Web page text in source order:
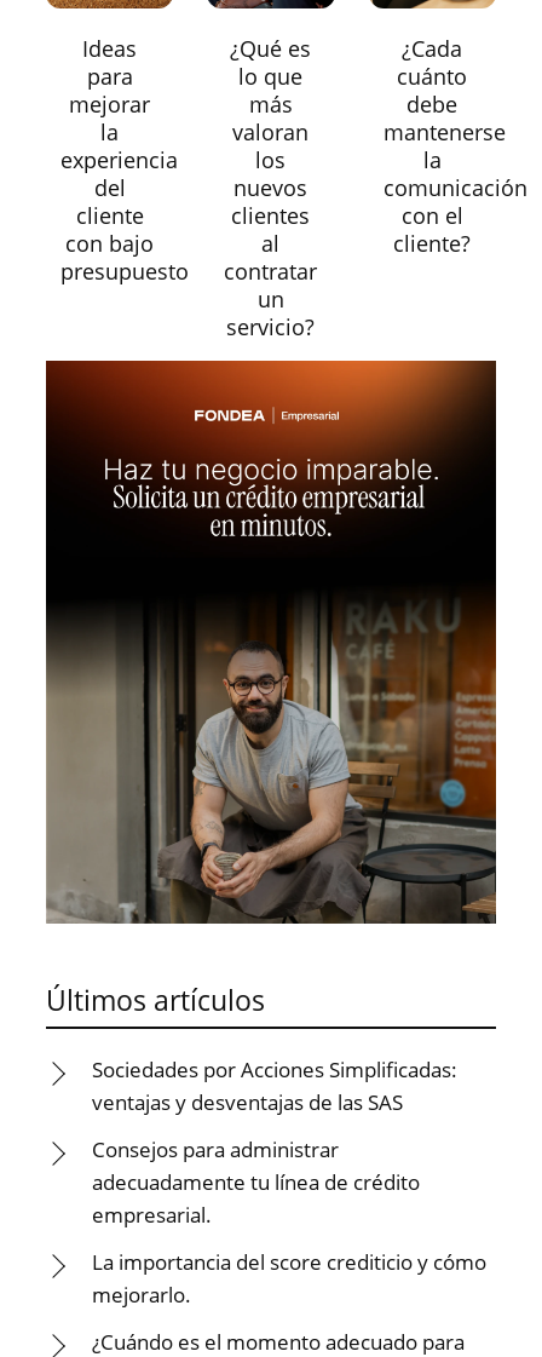
Ideas
para
mejorar
la
experiencia
del
cliente
con bajo
presupuesto
¿Qué es
lo que
más
valoran
los
nuevos
clientes
al
contratar
un
servicio?
¿Cada
cuánto
debe
mantenerse
la
comunicación
con el
cliente?
Últimos artículos
Sociedades por Acciones Simplificadas:
ventajas y desventajas de las SAS
Consejos para administrar
adecuadamente tu línea de crédito
empresarial.
La importancia del score crediticio y cómo
mejorarlo.
¿Cuándo es el momento adecuado para